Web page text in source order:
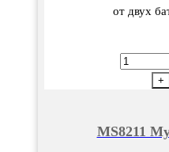
от двух
пробник
+
MS8211